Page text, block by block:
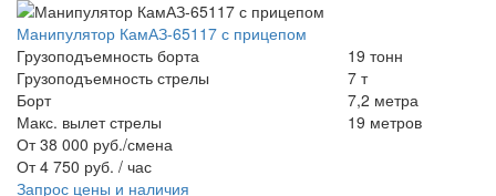
Манипулятор КамАЗ-65117 с прицепом
Грузоподъемность борта
19 тонн
Грузоподъемность стрелы
7 т
Борт
7,2 метра
Макс. вылет стрелы
19 метров
От 38 000 руб./смена
От 4 750 руб. / час
Запрос цены и наличия